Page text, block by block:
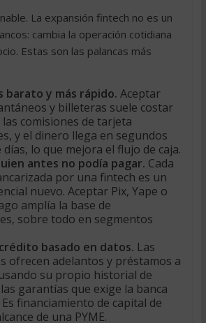
La expansión fintech no es un
cambia la operación cotidiana
Estas son las palancas más
barato y más rápido. Aceptar
y billeteras suele costar
las comisiones de tarjeta
y el dinero llega en segundos
lo que mejora el flujo de caja.
antes no podía pagar. Cada
por una fintech es un
nuevo. Aceptar Pix, Yape o
amplía la base de
sobre todo en segmentos
basado en datos. Las
ofrecen adelantos y préstamos a
su propio historial de
garantías que exige la banca
financiamiento de capital de
de una PYME.